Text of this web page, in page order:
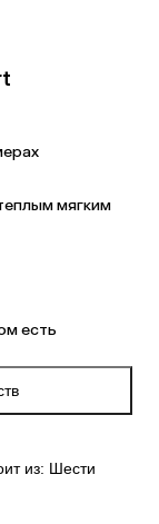
мягким
есть
из: Шести